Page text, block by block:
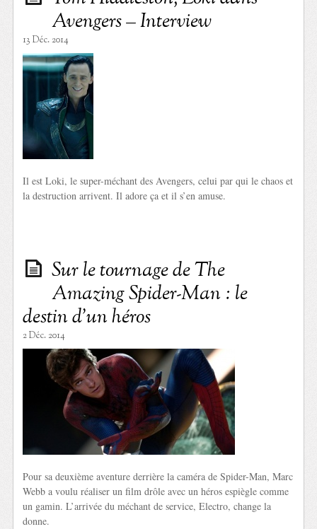
Avengers – Interview
13 Déc. 2014
Il est Loki, le super-méchant des Avengers, celui par qui le chaos et
la destruction arrivent. Il adore ça et il s’en amuse.
Sur le tournage de The
Amazing Spider-Man : le
destin d’un héros
2 Déc. 2014
Pour sa deuxième aventure derrière la caméra de Spider-Man, Marc
Webb a voulu réaliser un film drôle avec un héros espiègle comme
un gamin. L’arrivée du méchant de service, Electro, change la
donne.